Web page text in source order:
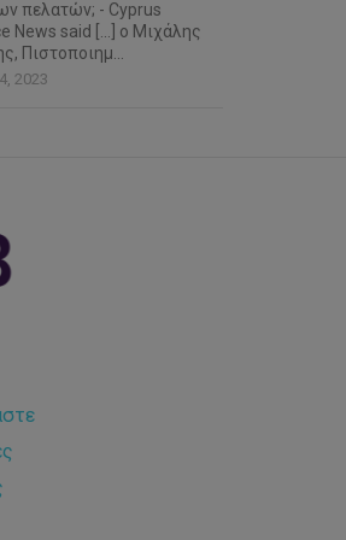
πελατών; - Cyprus
News said […] ο Μιχάλης
Πιστοποιημ...
2023